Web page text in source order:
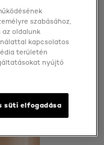
szabásához,
az oldalunk
kapcsolatos
területén
nyújtó
süti elfogadása